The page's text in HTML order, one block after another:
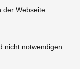
der Webseite
nicht notwendigen